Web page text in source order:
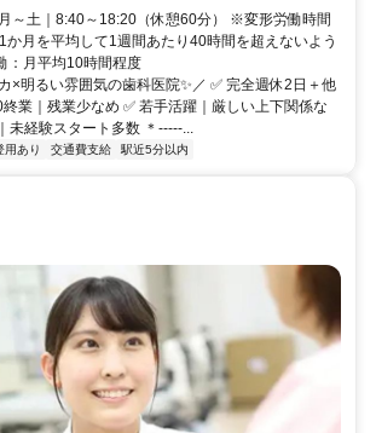
～土｜8:40～18:20（休憩60分） ※変形労働時間
か月を平均して1週間あたり40時間を超えないよう
：月平均10時間程度
×明るい雰囲気の歯科医院✨／ ✅ 完全週休2日＋他
業｜残業少なめ ✅ 若手活躍｜厳しい上下関係な
未経験スタート多数 ＊-----...
用あり 交通費支給 駅近5分以内